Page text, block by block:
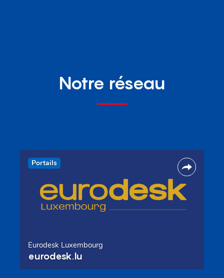
Notre réseau
Portails
Eurodesk Luxembourg
eurodesk.lu